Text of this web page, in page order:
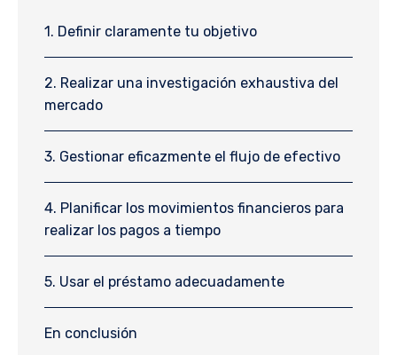
1. Definir claramente tu objetivo
2. Realizar una investigación exhaustiva del
mercado
3. Gestionar eficazmente el flujo de efectivo
4. Planificar los movimientos financieros para
realizar los pagos a tiempo
5. Usar el préstamo adecuadamente
En conclusión